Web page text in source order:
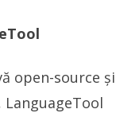
open-source și